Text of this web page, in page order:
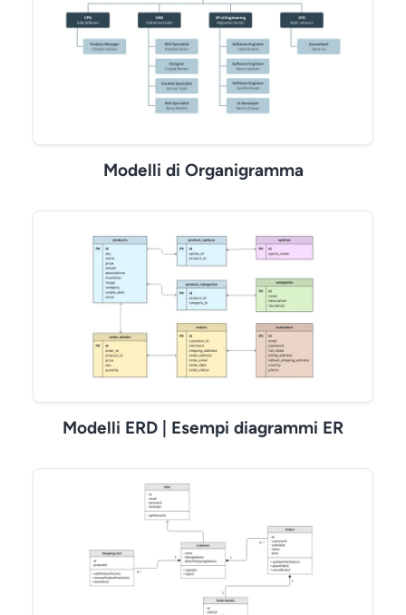
Modelli di Organigramma
Modelli ERD | Esempi diagrammi ER